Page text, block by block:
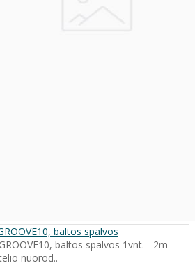
baltos spalvos
baltos spalvos 1vnt. - 2m
nuorod..